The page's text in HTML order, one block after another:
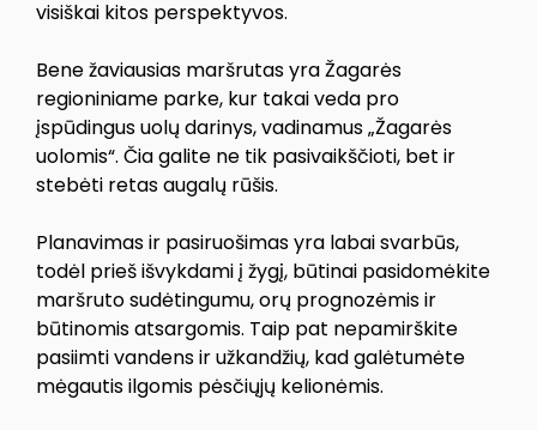
visiškai kitos perspektyvos.
Bene žaviausias maršrutas yra Žagarės
regioniniame parke, kur takai veda pro
įspūdingus uolų darinys, vadinamus „Žagarės
uolomis“. Čia galite ne tik pasivaikščioti, bet ir
stebėti retas augalų rūšis.
Planavimas ir pasiruošimas yra labai svarbūs,
todėl prieš išvykdami į žygį, būtinai pasidomėkite
maršruto sudėtingumu, orų prognozėmis ir
būtinomis atsargomis. Taip pat nepamirškite
pasiimti vandens ir užkandžių, kad galėtumėte
mėgautis ilgomis pėsčiųjų kelionėmis.